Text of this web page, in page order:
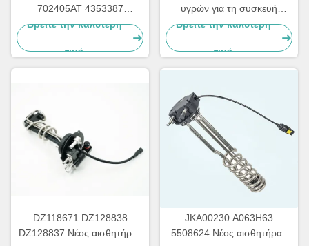
702405AT 4353387
5511563 DEF Νέος
αισθητήρας επιπέδου υγρού
καυσαερίων για καμινάκια
Βρείτε την καλύτερη
τιμή
υγρών για τη συσκευή
Scaina
Βρείτε την καλύτερη
τιμή
DZ118671 DZ128838
DZ128837 Νέος αισθητήρας
JKA00230 A063H63
5508624 Νέος αισθητήρας